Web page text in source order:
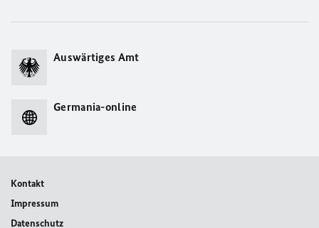
Auswärtiges Amt
Germania-online
Kontakt
Impressum
Datenschutz